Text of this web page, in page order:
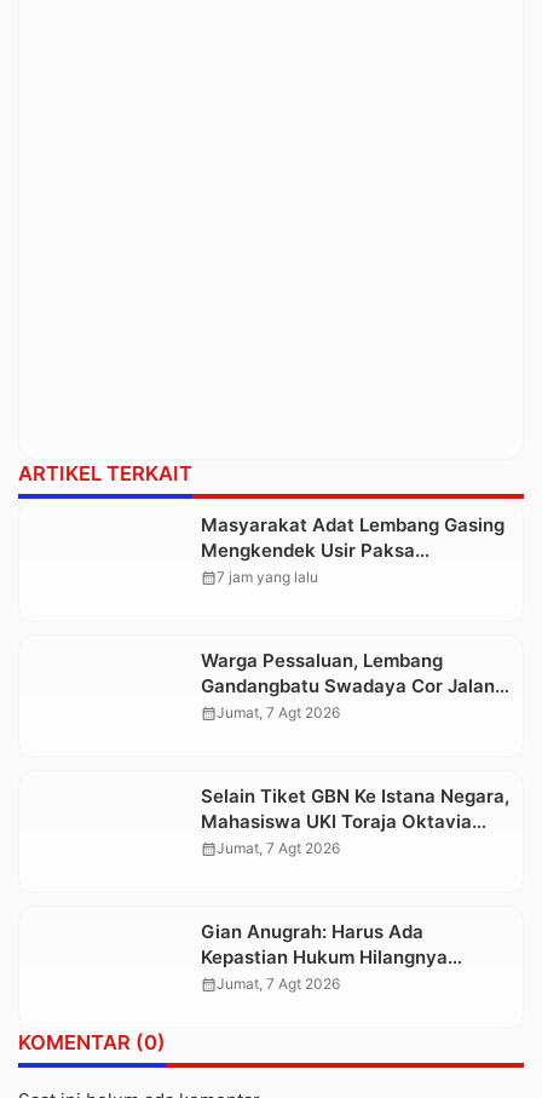
ARTIKEL TERKAIT
Masyarakat Adat Lembang Gasing
Mengkendek Usir Paksa
Penggarap yang Rusak Kawasan
calendar_month7 jam yang lalu
Warga Pessaluan, Lembang
Gandangbatu Swadaya Cor Jalan
Kabupaten
calendar_monthJumat, 7 Agt 2026
Selain Tiket GBN Ke Istana Negara,
Mahasiswa UKI Toraja Oktavia
juga Lolos ke Pekan Seni
calendar_monthJumat, 7 Agt 2026
Gian Anugrah: Harus Ada
Kepastian Hukum Hilangnya
Stoner, Agar Keluarga tidak Larut
calendar_monthJumat, 7 Agt 2026
KOMENTAR (0)